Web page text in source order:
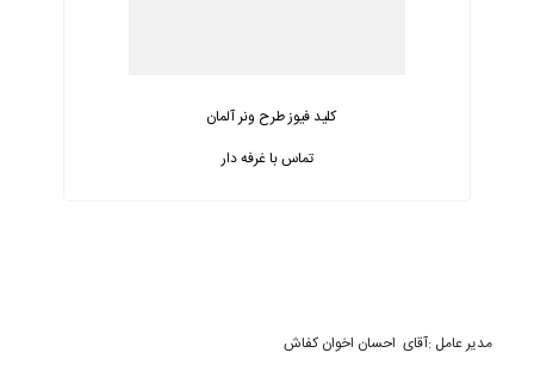
کلید فیوز طرح ونر آلمان
تماس با غرفه دار
مدیر عامل :آقای  احسان اخوان كفاش